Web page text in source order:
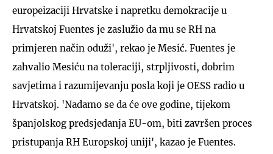
europeizaciji Hrvatske i napretku demokracije u
Hrvatskoj Fuentes je zaslužio da mu se RH na
primjeren način oduži', rekao je Mesić. Fuentes je
zahvalio Mesiću na toleraciji, strpljivosti, dobrim
savjetima i razumijevanju posla koji je OESS radio u
Hrvatskoj. 'Nadamo se da će ove godine, tijekom
španjolskog predsjedanja EU-om, biti završen proces
pristupanja RH Europskoj uniji', kazao je Fuentes.